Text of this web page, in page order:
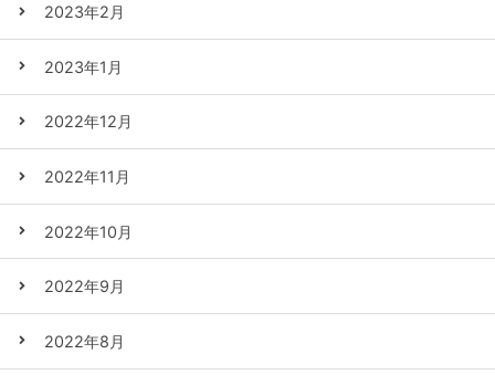
2023年2月
2023年1月
2022年12月
2022年11月
2022年10月
2022年9月
2022年8月